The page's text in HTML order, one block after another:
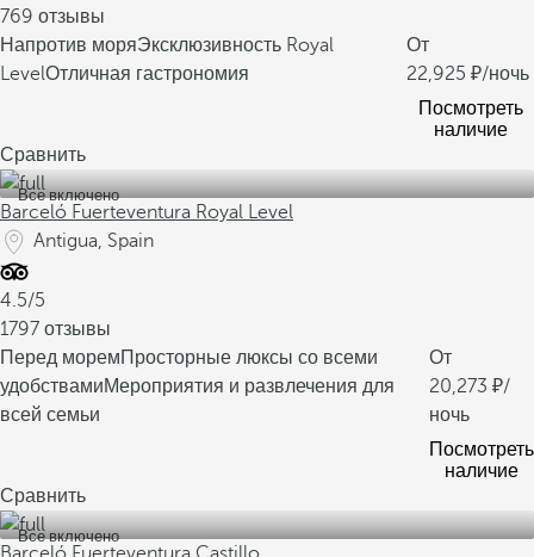
769 отзывы
Напротив моряЭксклюзивность Royal
LevelОтличная гастрономия
От
22,925
/ночь
Посмотреть
наличие
Сравнить
Все включено
Barceló Fuerteventura Royal Level
Antigua, Spain
4.5/5
1797 отзывы
Перед моремПросторные люксы со всеми
удобствамиМероприятия и развлечения для
всей семьи
От
20,273
/
ночь
Посмотреть
наличие
Сравнить
Все включено